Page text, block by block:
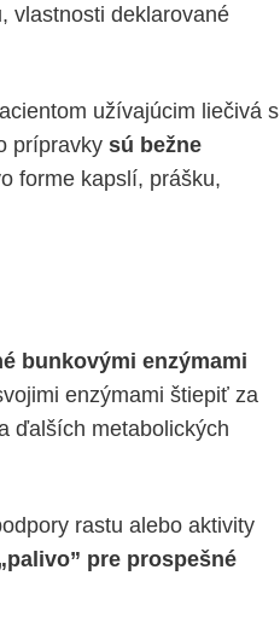
vlastnosti deklarované
užívajúcim liečivá s
prípravky sú bežne
forme kapslí, prášku,
bunkovými enzýmami
enzýmami štiepiť za
ďalších metabolických
rastu alebo aktivity
pre prospešné